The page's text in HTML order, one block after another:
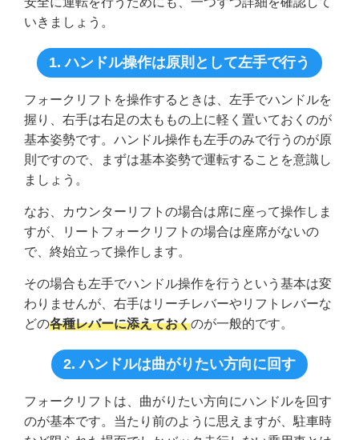
いきましょう。
1. ハンドル操作は原則として左手で行う
フォークリフトを操作するときは、左手でハンドルを
握り、右手は右足の太ももの上に軽く置いておくのが
基本姿勢です。ハンドル操作も左手のみで行うのが原
則ですので、まずは基本姿勢で運転することを意識し
ましょう。
なお、カウンターリフトの場合は席に座って操作しま
すが、リートフォークリフトの場合は座席がないの
で、終始立って操作します。
その場合も左手でハンドル操作を行うという基本は変
わりませんが、右手はリーチレバーやリフトレバーな
どの各種レバーに添えておくのが一般的です。
2. ハンドルは曲がりたい方向に回す
フォークリフトは、曲がりたい方向にハンドルを回す
のが基本です。当たり前のように思えますが、駐車時